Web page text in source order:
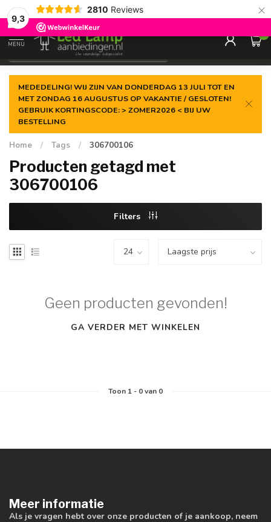
9,3
2810 Reviews ×
Gegarandeerde delaagste prijs
MENU
0
MEDEDELING! WIJ ZIJN VAN DONDERDAG 13 JULI TOT EN
MET ZONDAG 16 AUGUSTUS OP VAKANTIE / GESLOTEN!
GEBRUIK KORTINGSCODE: > ZOMER2026 < BIJ UW
BESTELLING
Home / Tags / 306700106
Producten getagd met
306700106
Filters
Geen producten gevonden!
GA VERDER MET WINKELEN
Toon 1- 0van 0
Meer informatie
Als je vragen hebt over onze producten of je aankoop, neem